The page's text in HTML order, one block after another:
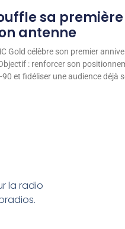
sa
antenne
Gold célèbre son premier
: renforcer son
et fidéliser une audience déjà
la radio